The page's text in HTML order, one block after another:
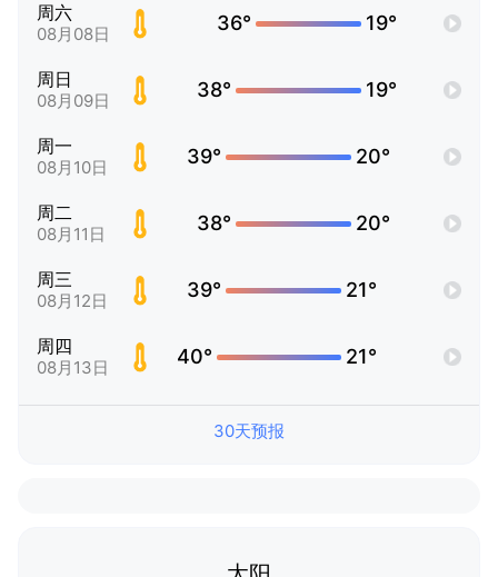
周六
08月08日 36° 19°
周日
08月09日 38° 19°
周一
08月10日 39° 20°
周二
08月11日 38° 20°
周三
08月12日 39° 21°
周四
08月13日 40° 21°
30天预报